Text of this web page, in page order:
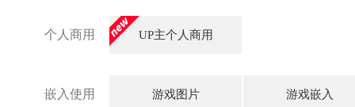
个人商用 UP主个人商用
嵌入使用 游戏图片 游戏嵌入